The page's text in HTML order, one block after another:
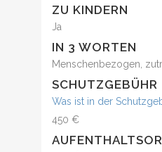
ZU KINDERN
Ja
IN 3 WORTEN
Menschenbezogen,
SCHUTZGEBÜHR
Was ist in der
450 €